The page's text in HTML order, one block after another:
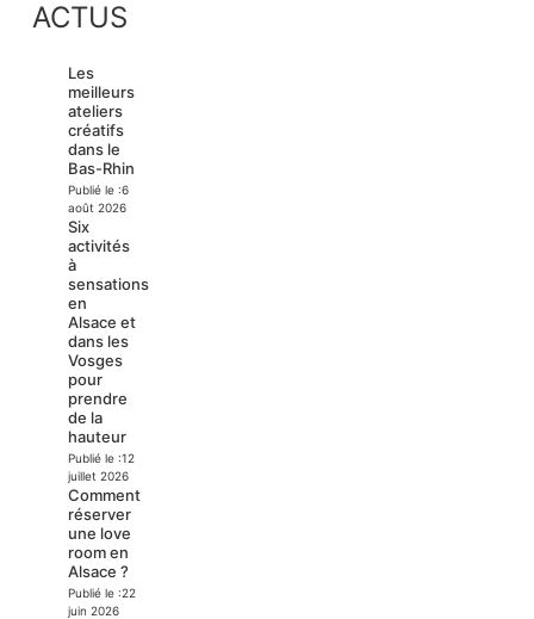
ACTUS
Les
meilleurs
ateliers
créatifs
dans le
Bas-Rhin
Publié le :6
août 2026
Six
activités
à
sensations
en
Alsace et
dans les
Vosges
pour
prendre
de la
hauteur
Publié le :12
juillet 2026
Comment
réserver
une love
room en
Alsace ?
Publié le :22
juin 2026